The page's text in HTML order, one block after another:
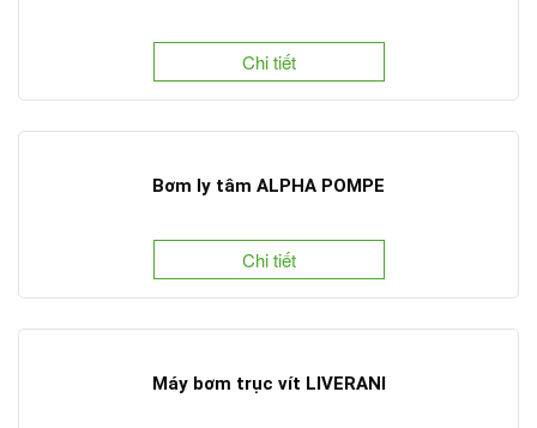
Chi tiết
Bơm ly tâm ALPHA POMPE
Chi tiết
Máy bơm trục vít LIVERANI